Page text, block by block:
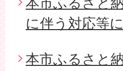
に伴う対応等
本市ふるさと